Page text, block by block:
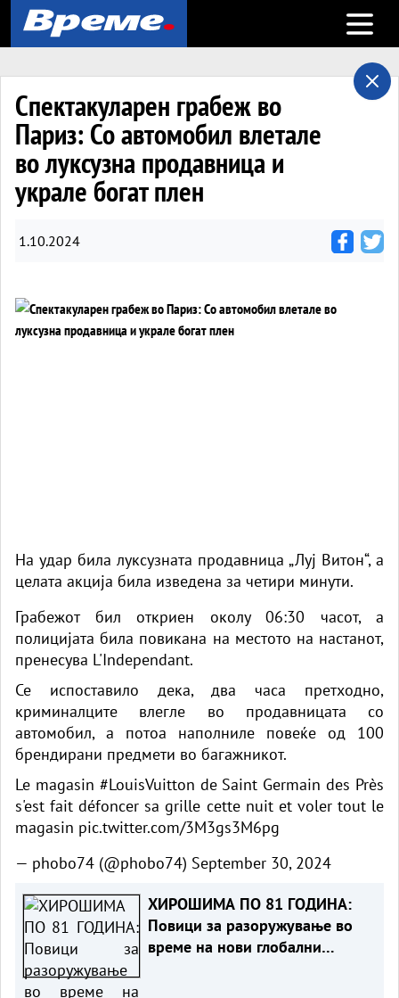
Open
Спектакуларен грабеж во
Париз: Со автомобил влетале
во луксузна продавница и
украле богат плен
1.10.2024
На удар била луксузната продавница „Луј Витон“, а
целата акција била изведена за четири минути.
Грабежот бил откриен околу 06:30 часот, а
полицијата била повикана на местото на настанот,
пренесува L'Independant.
Се испоставило дека, два часа претходно,
криминалците влегле во продавницата со
автомобил, а потоа наполниле повеќе од 100
брендирани предмети во багажникот.
Le magasin #LouisVuitton de Saint Germain des Près
s'est fait défoncer sa grille cette nuit et voler tout le
magasin pic.twitter.com/3M3gs3M6pg
— phobo74 (@phobo74) September 30, 2024
ХИРОШИМА ПО 81 ГОДИНА:
Повици за разоружување во
време на нови глобални